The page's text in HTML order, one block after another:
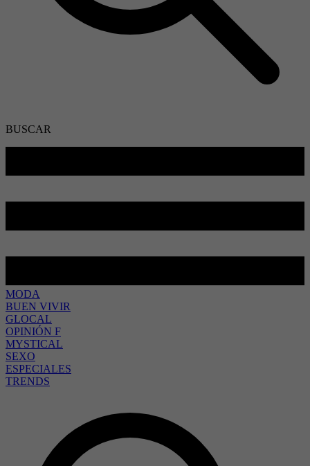
BUSCAR
MODA
BUEN VIVIR
GLOCAL
OPINIÓN F
MYSTICAL
SEXO
ESPECIALES
TRENDS